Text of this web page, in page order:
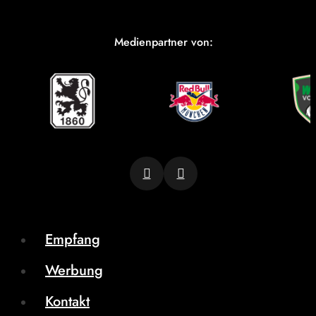
Medienpartner von:
Empfang
Werbung
Kontakt